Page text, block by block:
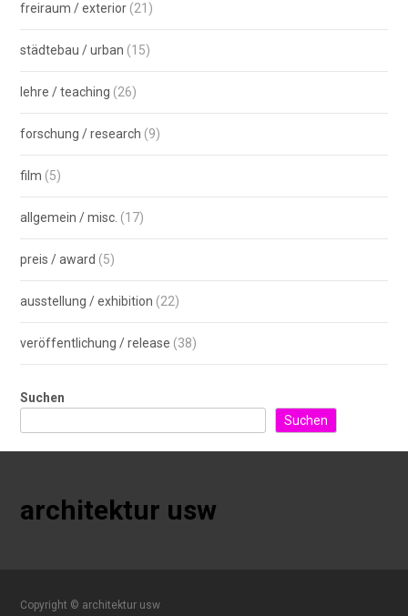
freiraum / exterior (21)
städtebau / urban (15)
lehre / teaching (26)
forschung / research (9)
film (5)
allgemein / misc. (17)
preis / award (5)
ausstellung / exhibition (22)
veröffentlichung / release (38)
Suchen
Suchen
architektur usw
Copyright © architektur usw